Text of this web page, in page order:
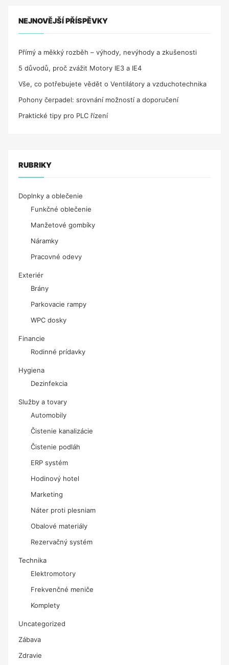
NEJNOVĚJŠÍ PŘÍSPĚVKY
Přímý a měkký rozběh – výhody, nevýhody a zkušenosti
5 důvodů, proč zvážit Motory IE3 a IE4
Vše, co potřebujete vědět o Ventilátory a vzduchotechnika
Pohony čerpadel: srovnání možností a doporučení
Praktické tipy pro PLC řízení
RUBRIKY
Doplnky a oblečenie
Funkčné oblečenie
Manžetové gombíky
Náramky
Pracovné odevy
Exteriér
Brány
Parkovacie rampy
WPC dosky
Financie
Rodinné prídavky
Hygiena
Dezinfekcia
Služby a tovary
Automobily
Čistenie kanalizácie
Čistenie podláh
ERP systém
Hodinový hotel
Marketing
Náter proti plesniam
Obalové materiály
Rezervačný systém
Technika
Elektromotory
Frekvenčné meniče
Komplety
Uncategorized
Zábava
Zdravie